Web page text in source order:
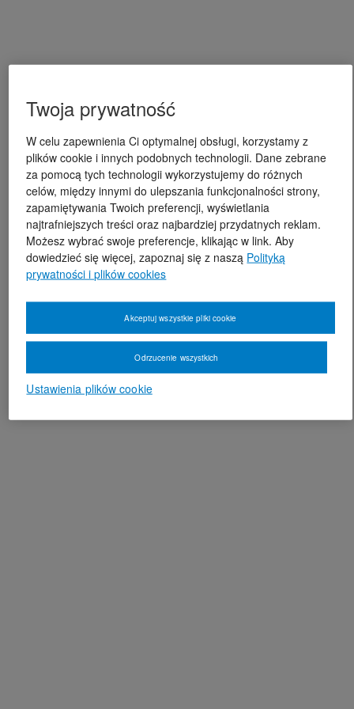
Twoja prywatność
W celu zapewnienia Ci optymalnej obsługi, korzystamy z
plików cookie i innych podobnych technologii. Dane zebrane
za pomocą tych technologii wykorzystujemy do różnych
celów, między innymi do ulepszania funkcjonalności strony,
zapamiętywania Twoich preferencji, wyświetlania
najtrafniejszych treści oraz najbardziej przydatnych reklam.
Możesz wybrać swoje preferencje, klikając w link. Aby
dowiedzieć się więcej, zapoznaj się z naszą Polityką
prywatności i plików cookies
Ustawienia plików cookie
Odrzucenie wszystkich
Akceptuj wszystkie pliki cookie